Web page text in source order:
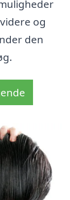
og
den